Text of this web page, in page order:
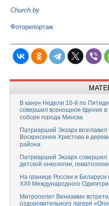
Church.by
Фоторепортаж
В канун Недели 10-й по
совершил всенощное бдение
соборе города Минска
Патриарший Экзарх
Воскресения Христова в
района
Патриарший Экзарх
детской онкологии,
На границе России и Беларуси
XXII Международного
Митрополит Вениамин
оздоровительного лагеря